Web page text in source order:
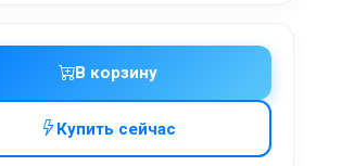
В корзину
Купить сейчас